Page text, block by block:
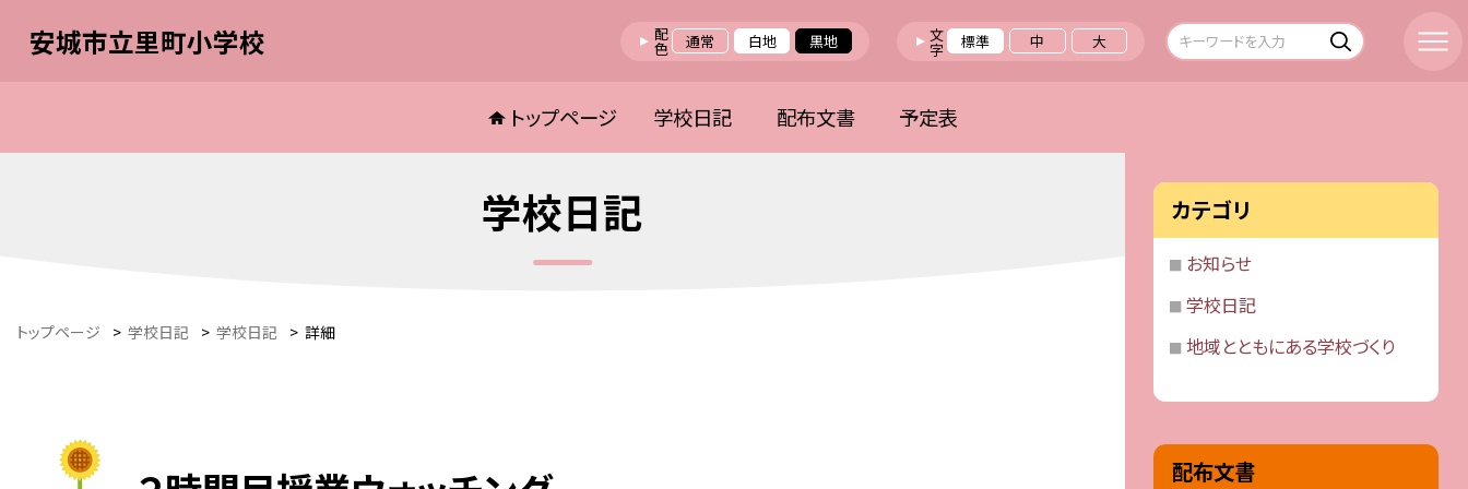
安城市立里町小学校 配色 通常 白地 黒地 文字 標準 中 大
トップページ 学校日記 配布文書 予定表
学校日記
トップページ > 学校日記 > 学校日記 > 詳細
カテゴリ
お知らせ
学校日記
地域とともにある学校づくり
配布文書